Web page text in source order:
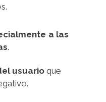
a las
.
usuario que